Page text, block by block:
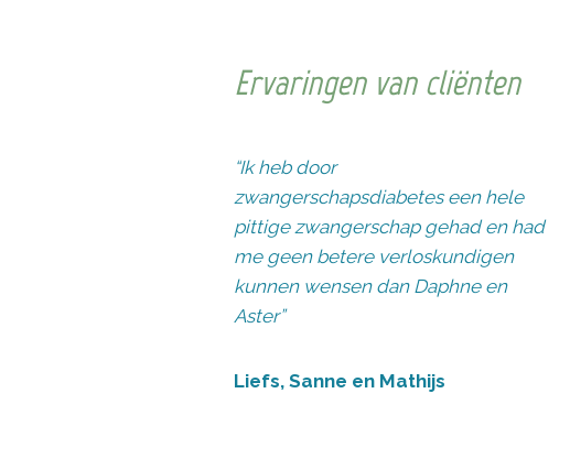
Ervaringen van cliënten
“Ik heb door
zwangerschapsdiabetes een hele
pittige zwangerschap gehad en had
me geen betere verloskundigen
kunnen wensen dan Daphne en
Aster”
Liefs, Sanne en Mathijs